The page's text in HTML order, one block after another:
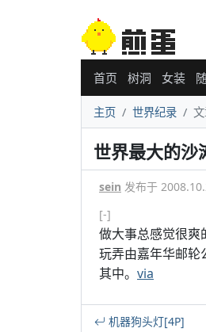
首页 树洞 女装
主页 世界纪录
世界最大的沙
sein 发布于
[-]
做大事总感觉很爽
玩弄由嘉年华邮轮
其中。 via
机器狗头灯[4P]